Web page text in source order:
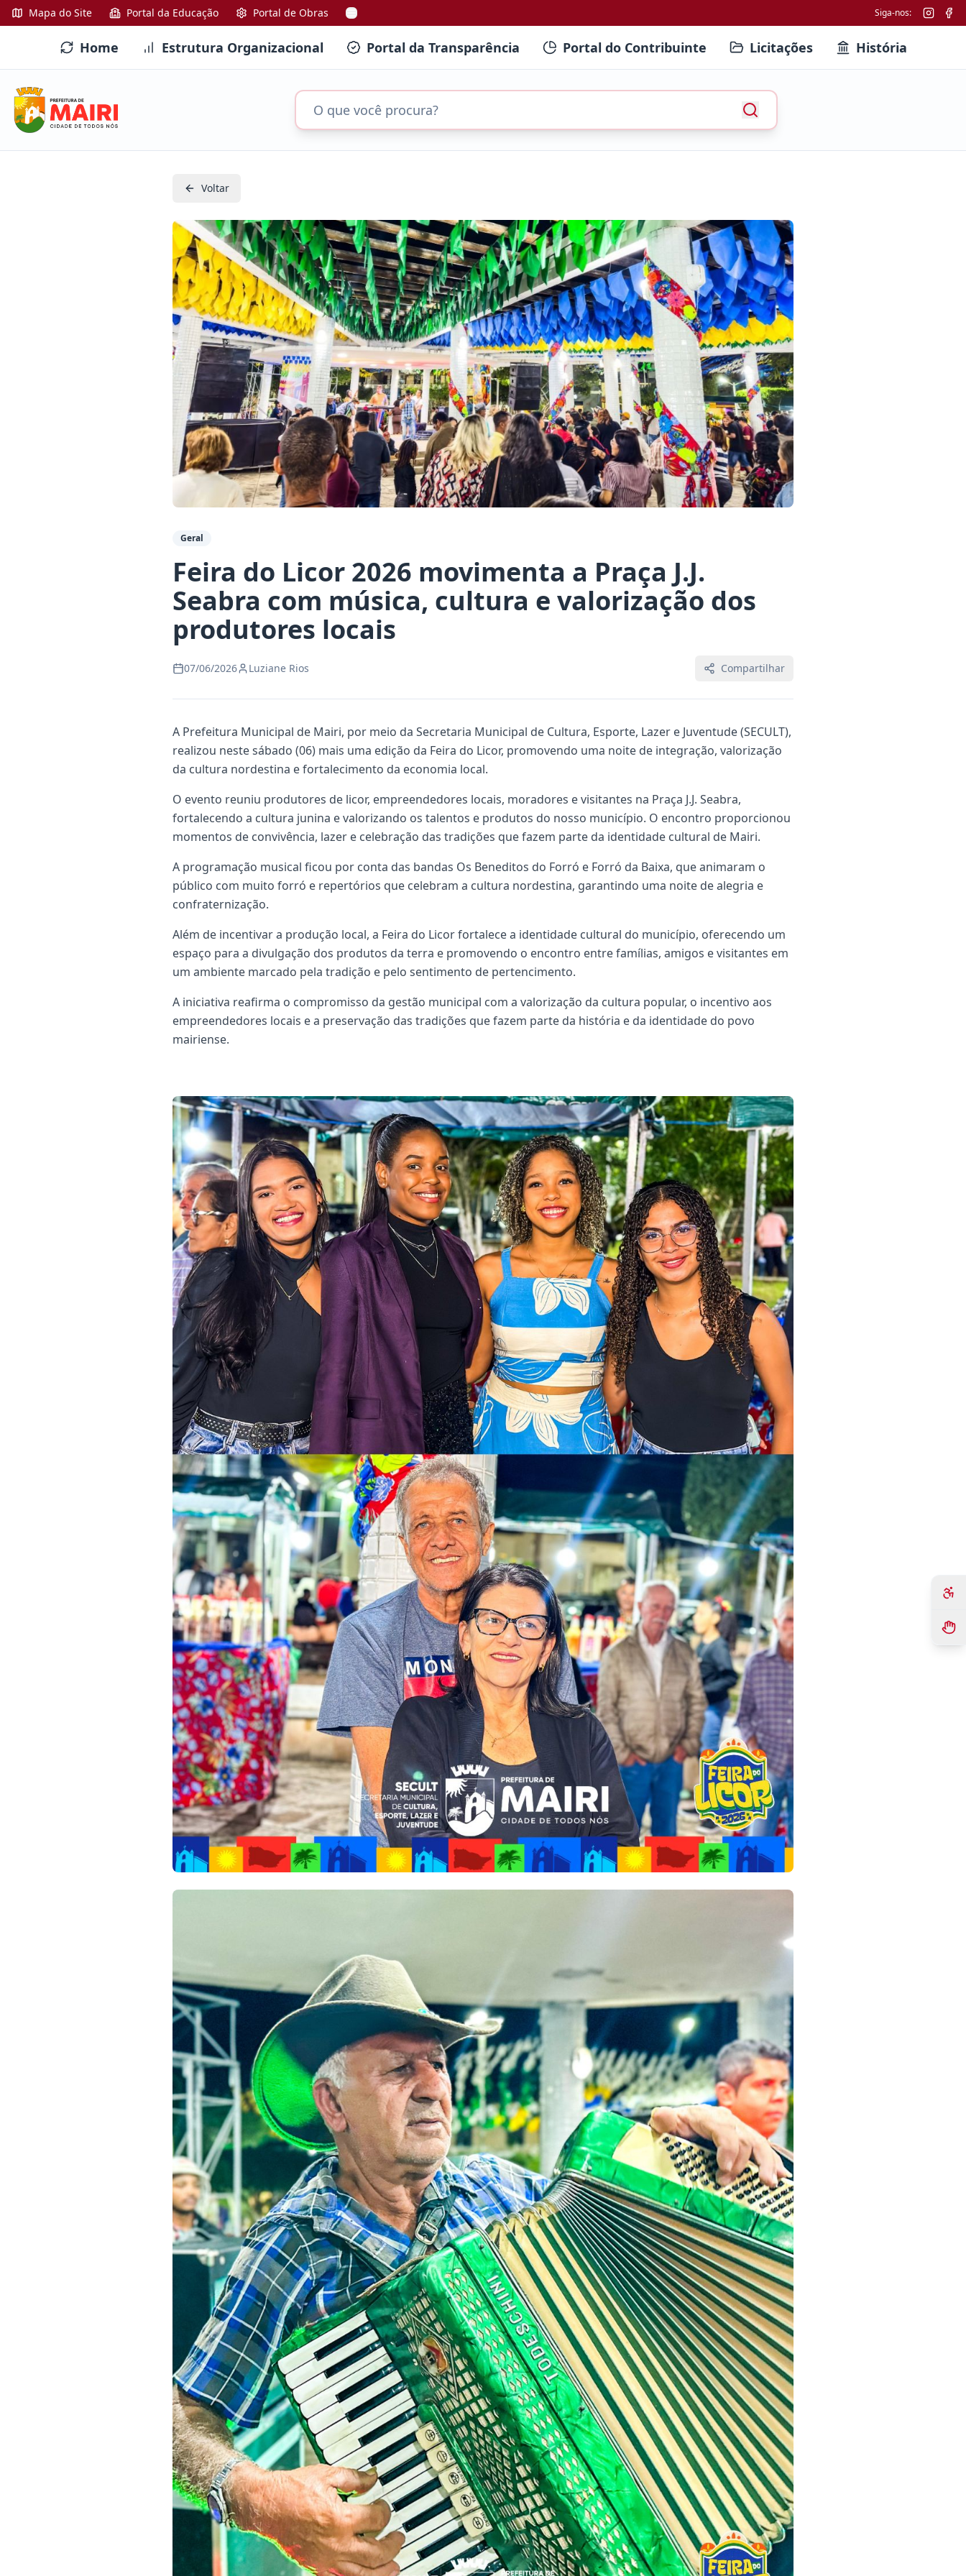
Mapa do Site Portal da Educação Portal de Obras Siga-nos:
Home Estrutura Organizacional Portal da Transparência Portal do Contribuinte Licitações História
Voltar
Geral
Feira do Licor 2026 movimenta a Praça J.J.
Seabra com música, cultura e valorização dos
produtores locais
07/06/2026 Luziane Rios Compartilhar
A Prefeitura Municipal de Mairi, por meio da Secretaria Municipal de Cultura, Esporte, Lazer e Juventude (SECULT),
realizou neste sábado (06) mais uma edição da Feira do Licor, promovendo uma noite de integração, valorização
da cultura nordestina e fortalecimento da economia local.
O evento reuniu produtores de licor, empreendedores locais, moradores e visitantes na Praça J.J. Seabra,
fortalecendo a cultura junina e valorizando os talentos e produtos do nosso município. O encontro proporcionou
momentos de convivência, lazer e celebração das tradições que fazem parte da identidade cultural de Mairi.
A programação musical ficou por conta das bandas Os Beneditos do Forró e Forró da Baixa, que animaram o
público com muito forró e repertórios que celebram a cultura nordestina, garantindo uma noite de alegria e
confraternização.
Além de incentivar a produção local, a Feira do Licor fortalece a identidade cultural do município, oferecendo um
espaço para a divulgação dos produtos da terra e promovendo o encontro entre famílias, amigos e visitantes em
um ambiente marcado pela tradição e pelo sentimento de pertencimento.
A iniciativa reafirma o compromisso da gestão municipal com a valorização da cultura popular, o incentivo aos
empreendedores locais e a preservação das tradições que fazem parte da história e da identidade do povo
mairiense.